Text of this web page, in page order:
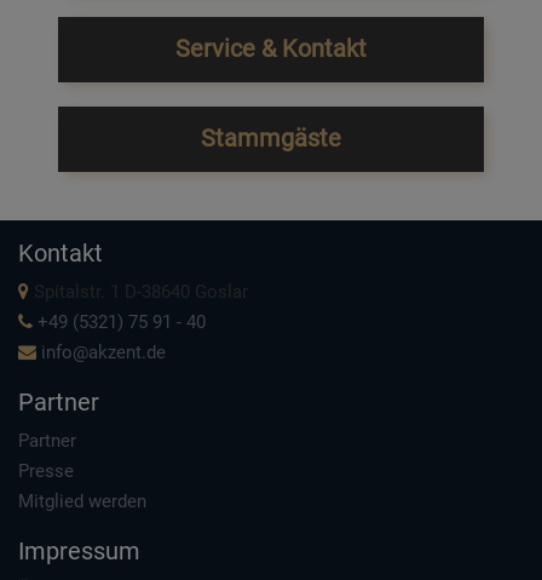
Service & Kontakt
Stammgäste
Kontakt
Spitalstr. 1 D-38640 Goslar
+49 (5321) 75 91 - 40
info@akzent.de
Partner
Partner
Presse
Mitglied werden
Impressum